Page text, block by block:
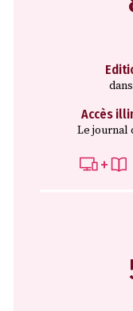
Accès
Le journal